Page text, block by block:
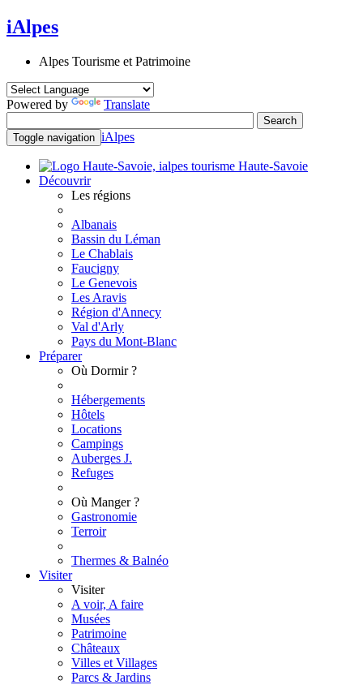
iAlpes
Alpes Tourisme et Patrimoine
Powered by Translate
Toggle navigation iAlpes
Haute-Savoie
Découvrir
Les régions
Albanais
Bassin du Léman
Le Chablais
Faucigny
Le Genevois
Les Aravis
Région d'Annecy
Val d'Arly
Pays du Mont-Blanc
Préparer
Où Dormir ?
Hébergements
Hôtels
Locations
Campings
Auberges J.
Refuges
Où Manger ?
Gastronomie
Terroir
Thermes & Balnéo
Visiter
Visiter
A voir, A faire
Musées
Patrimoine
Châteaux
Villes et Villages
Parcs & Jardins